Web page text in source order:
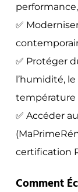
✅
✅ Protéger
l’humidité,
température
✅ Accéder
certification
Comment